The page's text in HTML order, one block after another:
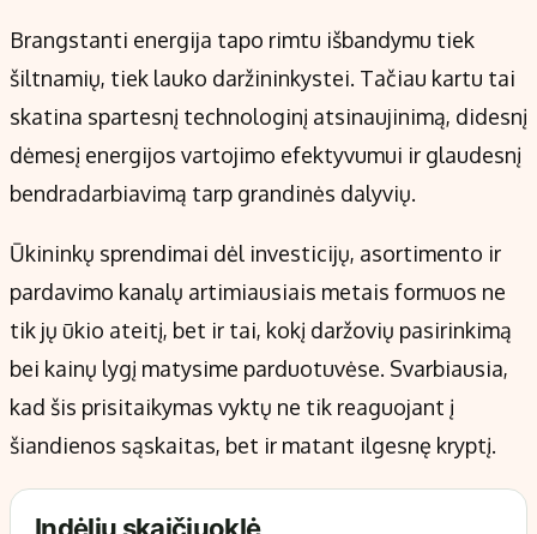
Brangstanti energija tapo rimtu išbandymu tiek
šiltnamių, tiek lauko daržininkystei. Tačiau kartu tai
skatina spartesnį technologinį atsinaujinimą, didesnį
dėmesį energijos vartojimo efektyvumui ir glaudesnį
bendradarbiavimą tarp grandinės dalyvių.
Ūkininkų sprendimai dėl investicijų, asortimento ir
pardavimo kanalų artimiausiais metais formuos ne
tik jų ūkio ateitį, bet ir tai, kokį daržovių pasirinkimą
bei kainų lygį matysime parduotuvėse. Svarbiausia,
kad šis prisitaikymas vyktų ne tik reaguojant į
šiandienos sąskaitas, bet ir matant ilgesnę kryptį.